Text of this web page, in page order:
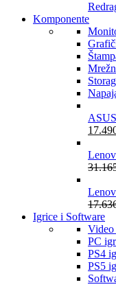
Komponente
Igrice i Software
Video
PC
PS4
PS5